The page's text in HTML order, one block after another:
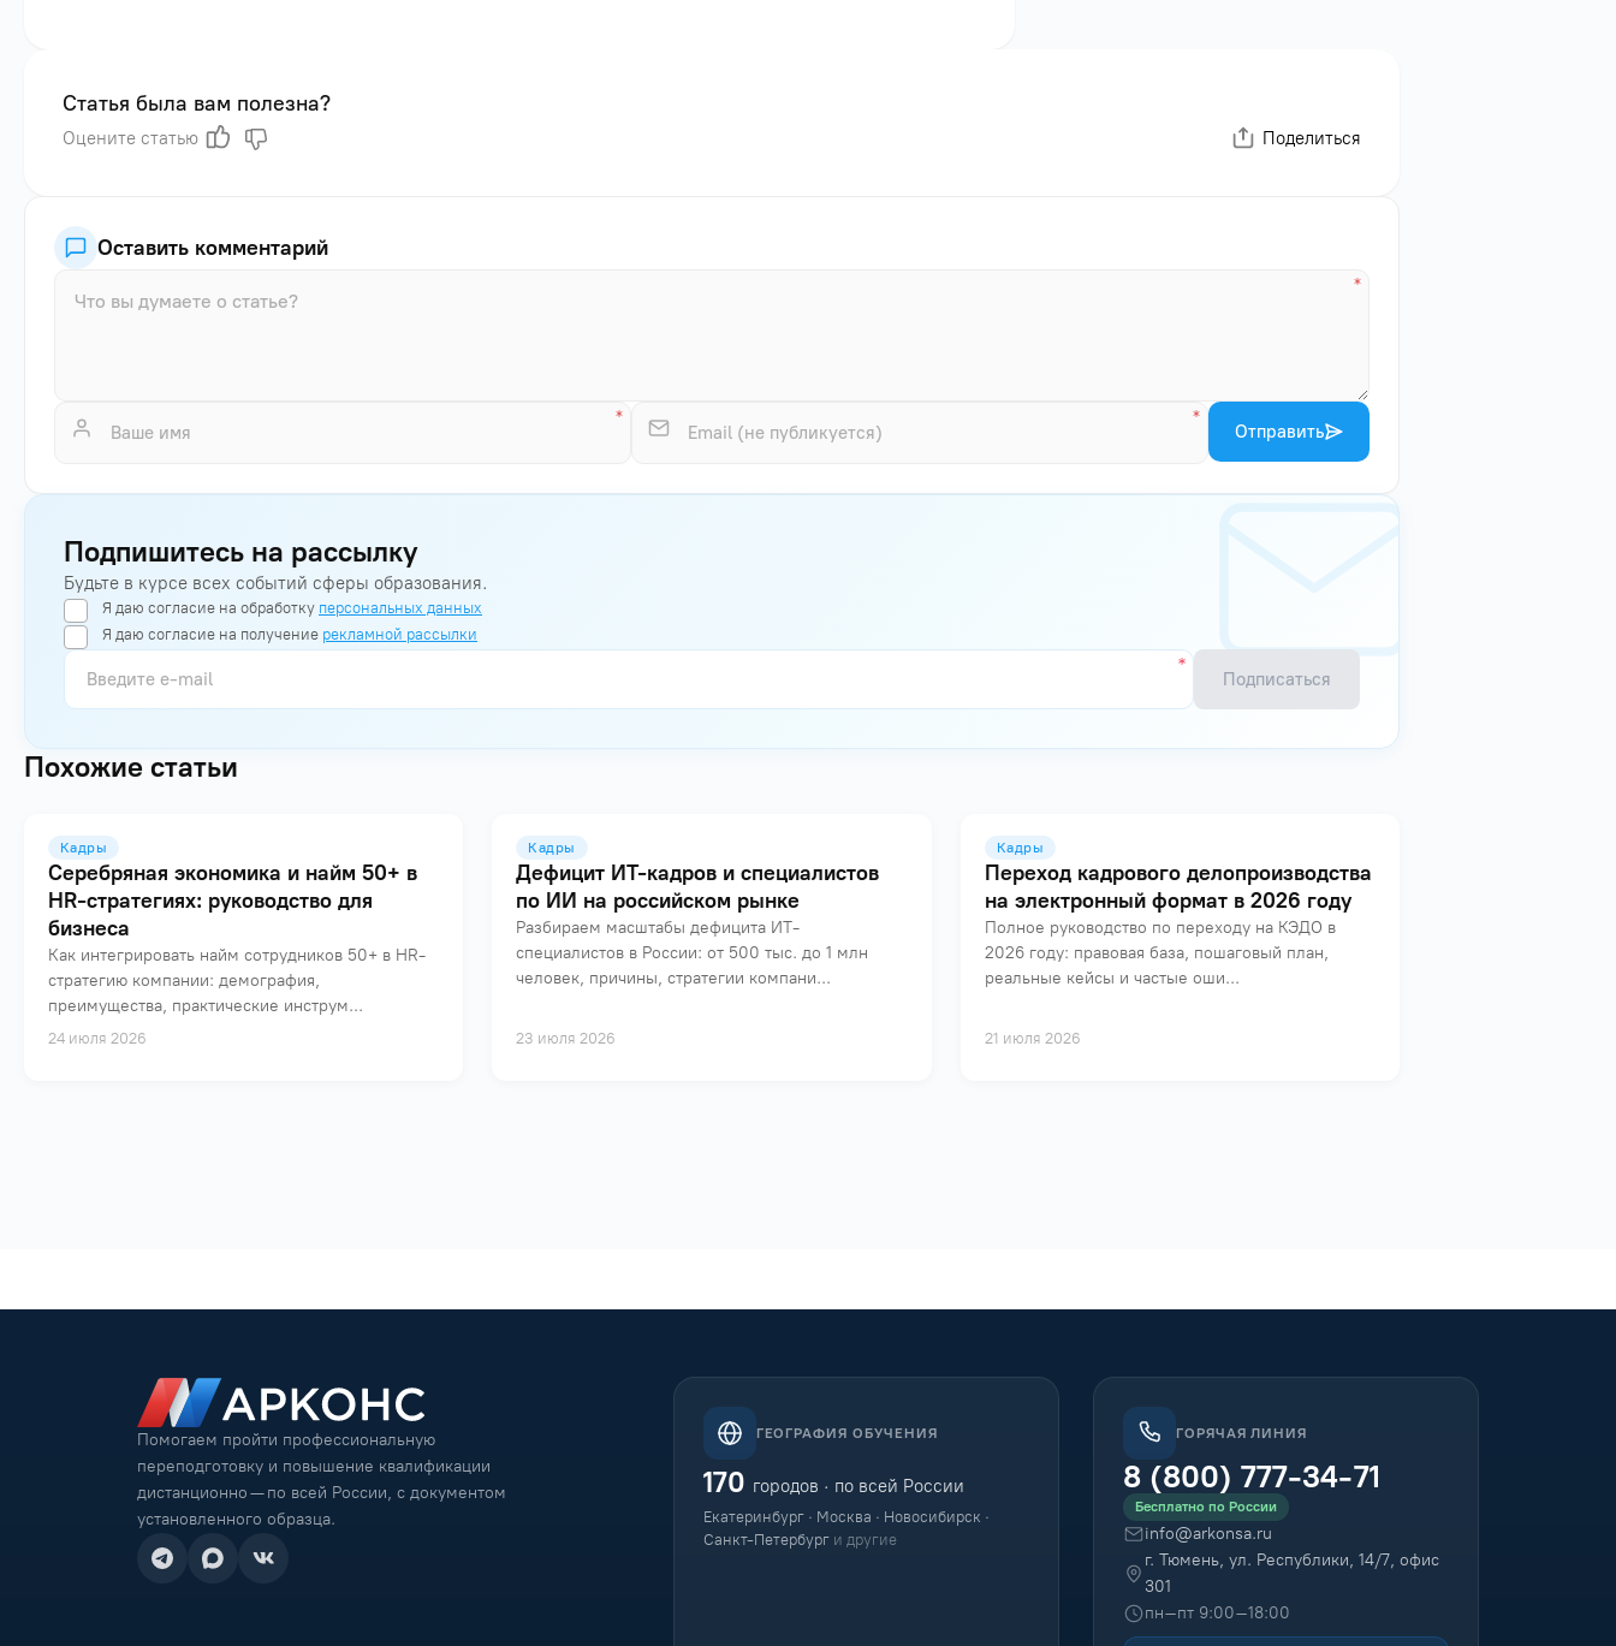
Статья была вам полезна?
Оцените статью Поделиться
Оставить комментарий
Отправить
Подпишитесь на рассылку
Будьте в курсе всех событий сферы образования.
Я даю согласие на обработку персональных данных
Я даю согласие на получение рекламной рассылки
Подписаться
Похожие статьи
Кадры
Серебряная экономика и найм 50+ в
HR-стратегиях: руководство для
бизнеса
Как интегрировать найм сотрудников 50+ в HR-
стратегию компании: демография,
преимущества, практические инструм...
24 июля 2026
Кадры
Дефицит ИТ-кадров и специалистов
по ИИ на российском рынке
Разбираем масштабы дефицита ИТ-
специалистов в России: от 500 тыс. до 1 млн
человек, причины, стратегии компани...
23 июля 2026
Кадры
Переход кадрового делопроизводства
на электронный формат в 2026 году
Полное руководство по переходу на КЭДО в
2026 году: правовая база, пошаговый план,
реальные кейсы и частые оши...
21 июля 2026
Помогаем пройти профессиональную
переподготовку и повышение квалификации
дистанционно — по всей России, с документом
установленного образца.
ГЕОГРАФИЯ ОБУЧЕНИЯ
170 городов · по всей России
Екатеринбург · Москва · Новосибирск ·
Санкт-Петербург и другие
ГОРЯЧАЯ ЛИНИЯ
8 (800) 777-34-71
Бесплатно по России
info@arkonsa.ru
г. Тюмень, ул. Республики, 14/7, офис
301
пн–пт 9:00–18:00